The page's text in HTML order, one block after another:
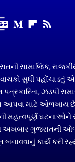
સામાજિક,
સુધી પહોંચાડતું
પત્રકારિતા, ઝડપી
આપવા માટે ઓળખાય
મહત્વપૂર્ણ
અખબાર ગુજરાતની
કાર્ય કરી